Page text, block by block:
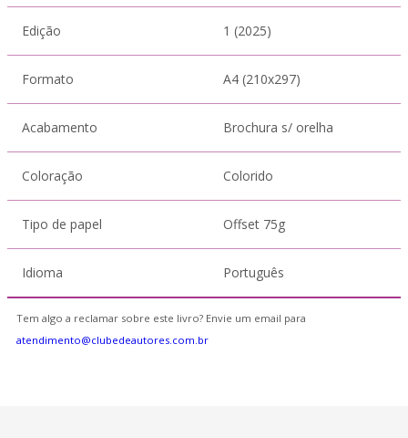
Edição 1 (2025)
Formato A4 (210x297)
Acabamento Brochura s/ orelha
Coloração Colorido
Tipo de papel Offset 75g
Idioma Português
Tem algo a reclamar sobre este livro? Envie um email para
atendimento@clubedeautores.com.br